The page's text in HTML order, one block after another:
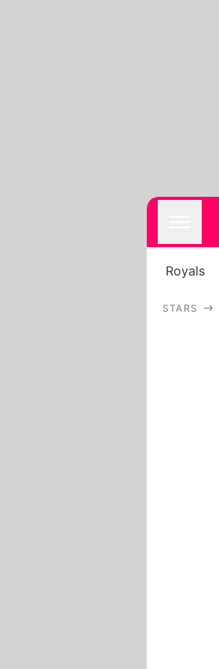
Royals
STARS